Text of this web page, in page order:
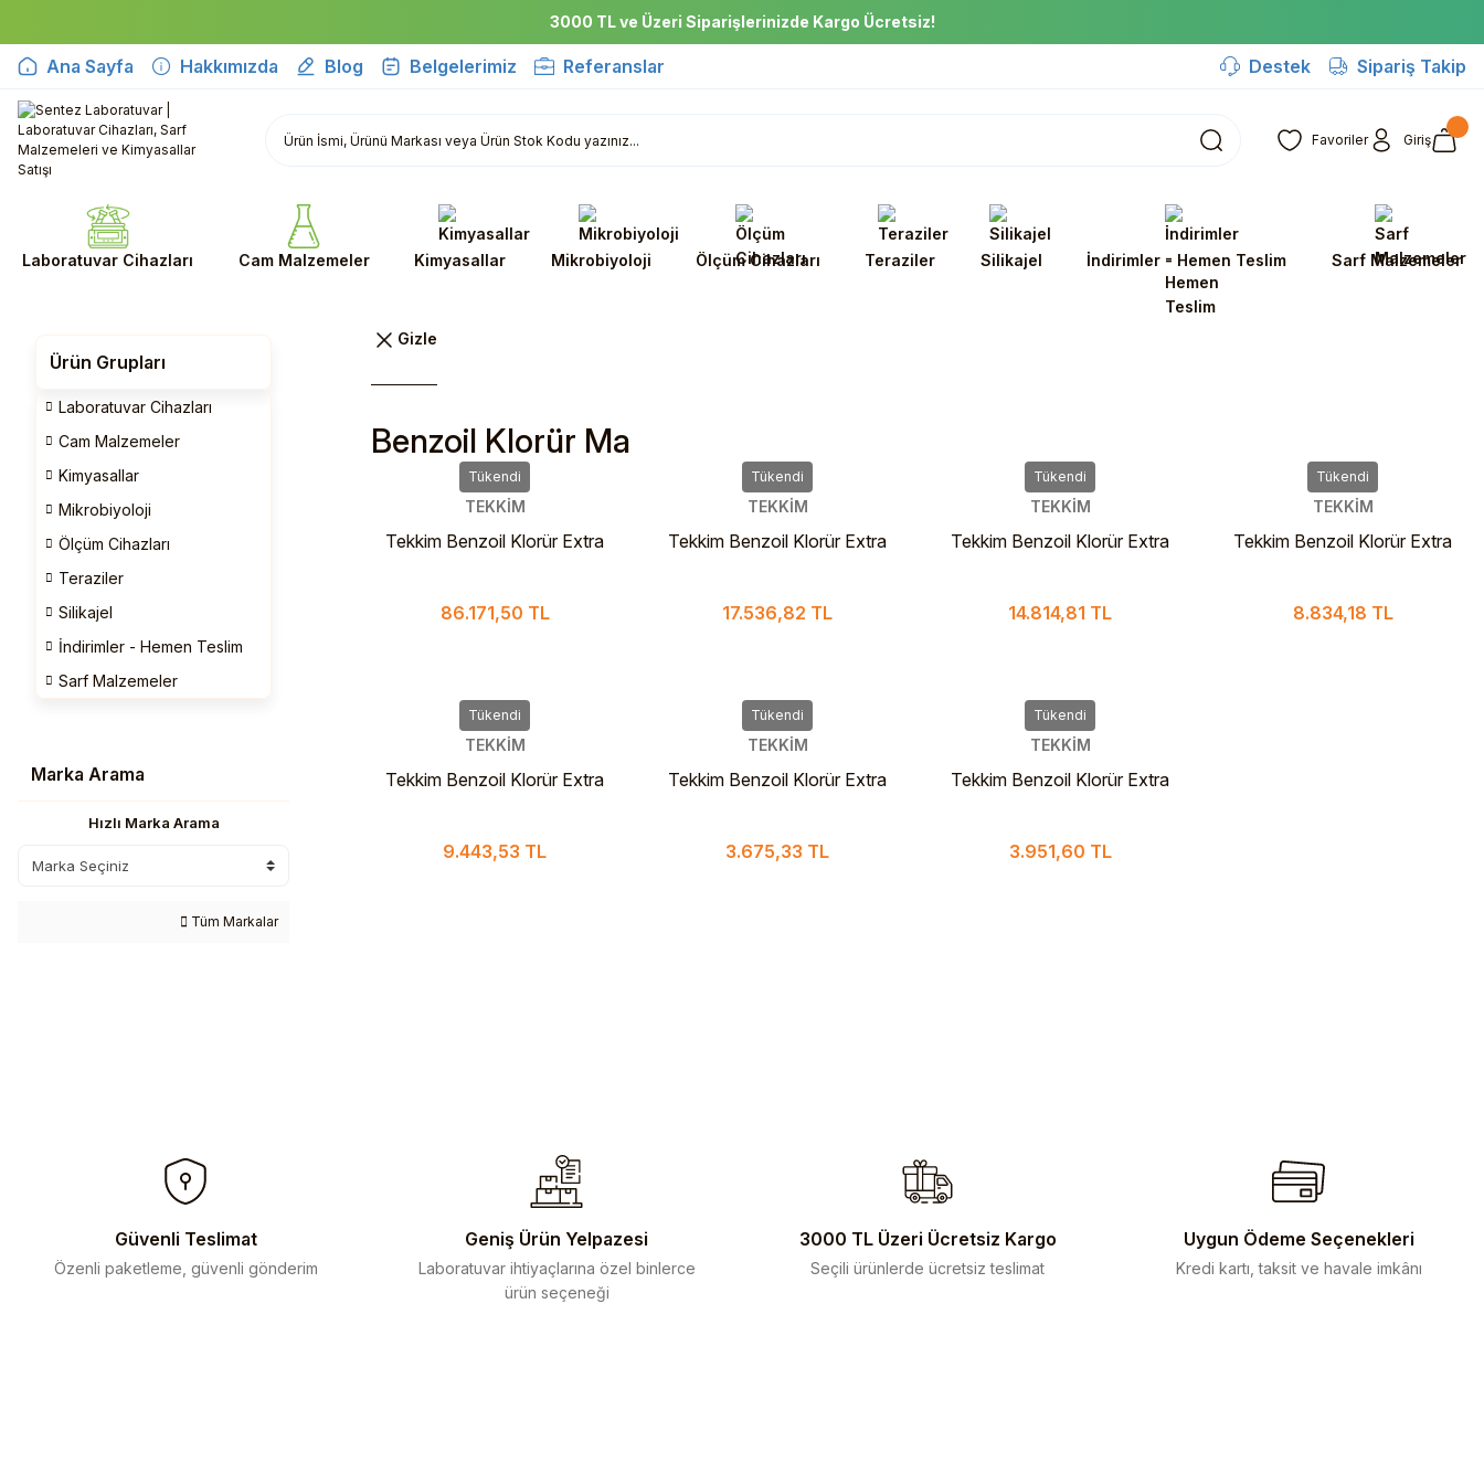
3000 TL ve Üzeri Siparişlerinizde Kargo Ücretsiz!
Ana Sayfa Hakkımızda Blog Belgelerimiz Referanslar Destek Sipariş Takip
Favoriler Giriş
Laboratuvar Cihazları Cam Malzemeler Kimyasallar Mikrobiyoloji Ölçüm Cihazları Teraziler Silikajel İndirimler - Hemen Teslim Sarf Malzemeler
Ürün Grupları
Laboratuvar Cihazları
Cam Malzemeler
Kimyasallar
Mikrobiyoloji
Ölçüm Cihazları
Teraziler
Silikajel
İndirimler - Hemen Teslim
Sarf Malzemeler
Marka Arama
Hızlı Marka Arama
Tüm Markalar
Benzoil Klorür Ma
Tükendi
TEKKİM
Tekkim Benzoil Klorür Extra
86.171,50 TL
Tükendi
TEKKİM
Tekkim Benzoil Klorür Extra
17.536,82 TL
Tükendi
TEKKİM
Tekkim Benzoil Klorür Extra
14.814,81 TL
Tükendi
TEKKİM
Tekkim Benzoil Klorür Extra
8.834,18 TL
Tükendi
TEKKİM
Tekkim Benzoil Klorür Extra
9.443,53 TL
Tükendi
TEKKİM
Tekkim Benzoil Klorür Extra
3.675,33 TL
Tükendi
TEKKİM
Tekkim Benzoil Klorür Extra
3.951,60 TL
Güvenli Teslimat
Özenli paketleme, güvenli gönderim
Geniş Ürün Yelpazesi
Laboratuvar ihtiyaçlarına özel binlerce
ürün seçeneği
3000 TL Üzeri Ücretsiz Kargo
Seçili ürünlerde ücretsiz teslimat
Uygun Ödeme Seçenekleri
Kredi kartı, taksit ve havale imkânı